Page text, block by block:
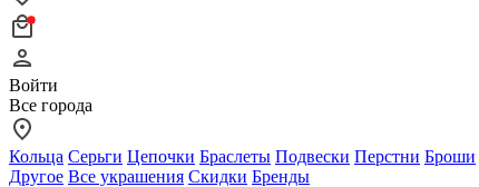
Войти
Все города
Кольца Серьги Цепочки Браслеты Подвески Перстни Броши
Другое Все украшения Скидки Бренды